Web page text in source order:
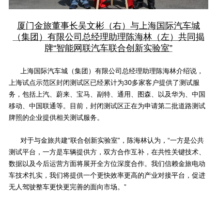
厦门金旅董事长吴文彬（右）与上海国际汽车城
（集团）有限公司总经理助理陈海林（左）共同揭
牌“智能网联汽车联合创新实验室”
上海国际汽车城（集团）有限公司总经理助理陈海林介绍说，
上海试点示范区封闭测试区已经累计为30多家客户提供了测试服
务，包括上汽、蔚来、宝马、副特、通用、图森、以及华为、中国
移动、中国联通等。目前，封闭测试区正在为申请第二批道路测试
牌照的企业提供相关测试服务。
对于与金旅共建“联合创新实验室”，陈海林认为，“一方是公共
测试平台，一方是车辆提供方，双方合作互补，在共性关键技术、
数据以及今后运营方面将展开全方位深度合作。我们信赖金旅电动
车技术扎实，我们将提供一个更快效率更高的产业对接平台，促进
无人驾驶整车更快更完善的面向市场。”